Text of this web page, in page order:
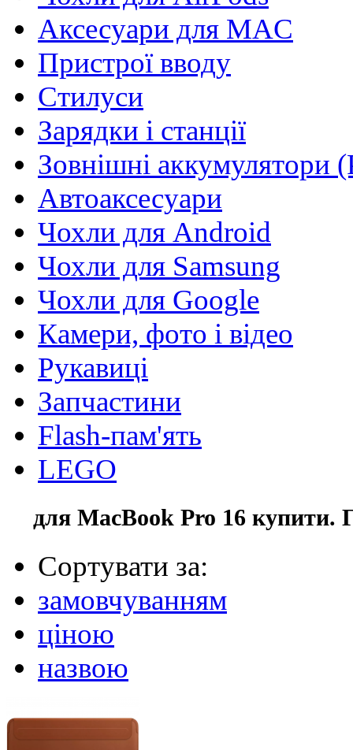
Аксесуари для MAC
Пристрої вводу
Стилуси
Зарядки і станції
Зовнішні аккумулятори
Автоаксесуари
Чохли для Android
Чохли для Samsung
Чохли для Google
Камери, фото і відео
Рукавиці
Запчастини
Flash-пам'ять
LEGO
для MacBook Pro 16 купити.
Сортувати за:
замовчуванням
ціною
назвою